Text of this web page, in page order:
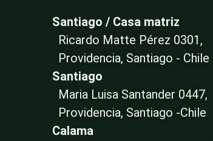
Santiago / Casa matriz
Ricardo Matte Pérez 0301,
Providencia, Santiago - Chile
Santiago
Maria Luisa Santander 0447,
Providencia, Santiago -Chile
Calama